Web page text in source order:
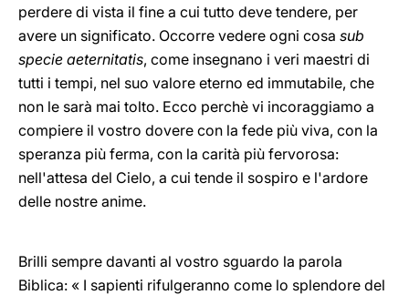
perdere di vista il fine a cui tutto deve tendere, per
avere un significato. Occorre vedere ogni cosa sub
specie aeternitatis, come insegnano i veri maestri di
tutti i tempi, nel suo valore eterno ed immutabile, che
non le sarà mai tolto. Ecco perchè vi incoraggiamo a
compiere il vostro dovere con la fede più viva, con la
speranza più ferma, con la carità più fervorosa:
nell'attesa del Cielo, a cui tende il sospiro e l'ardore
delle nostre anime.
Brilli sempre davanti al vostro sguardo la parola
Biblica: « I sapienti rifulgeranno come lo splendore del